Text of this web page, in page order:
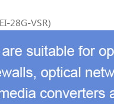
28G-VSR)